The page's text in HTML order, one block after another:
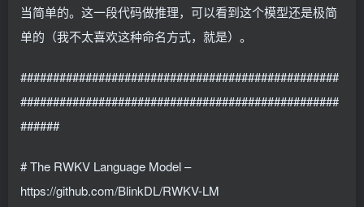
当简单的。这一段代码做推理，可以看到这个模型还是极简
单的（我不太喜欢这种命名方式，就是）。
#################################################
#################################################
######
# The RWKV Language Model –
https://github.com/BlinkDL/RWKV-LM